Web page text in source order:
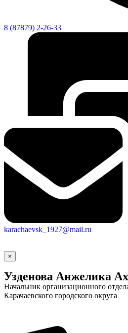
8 (87879) 2-26-33
karachaevsk_1927@mail.ru
×
Узденова Анжелика
Начальник организационного
Карачаевского городского округа